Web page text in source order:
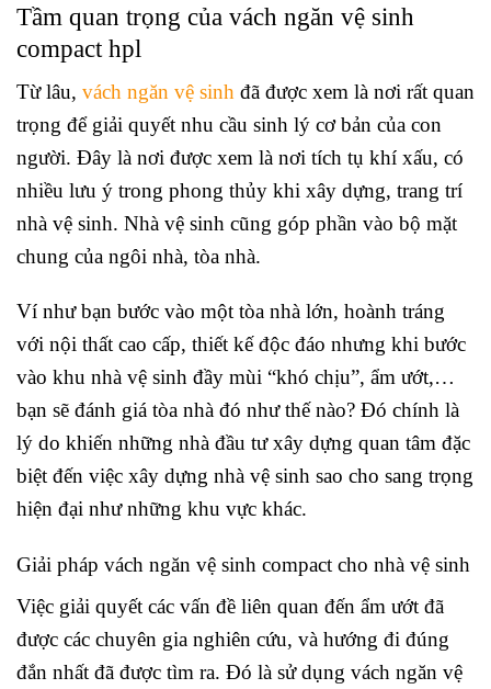
Tầm quan trọng của vách ngăn vệ sinh
compact hpl
Từ lâu, vách ngăn vệ sinh đã được xem là nơi rất quan
trọng để giải quyết nhu cầu sinh lý cơ bản của con
người. Đây là nơi được xem là nơi tích tụ khí xấu, có
nhiều lưu ý trong phong thủy khi xây dựng, trang trí
nhà vệ sinh. Nhà vệ sinh cũng góp phần vào bộ mặt
chung của ngôi nhà, tòa nhà.
Ví như bạn bước vào một tòa nhà lớn, hoành tráng
với nội thất cao cấp, thiết kế độc đáo nhưng khi bước
vào khu nhà vệ sinh đầy mùi “khó chịu”, ẩm ướt,…
bạn sẽ đánh giá tòa nhà đó như thế nào? Đó chính là
lý do khiến những nhà đầu tư xây dựng quan tâm đặc
biệt đến việc xây dựng nhà vệ sinh sao cho sang trọng
hiện đại như những khu vực khác.
Giải pháp vách ngăn vệ sinh compact cho nhà vệ sinh
Việc giải quyết các vấn đề liên quan đến ẩm ướt đã
được các chuyên gia nghiên cứu, và hướng đi đúng
đắn nhất đã được tìm ra. Đó là sử dụng vách ngăn vệ